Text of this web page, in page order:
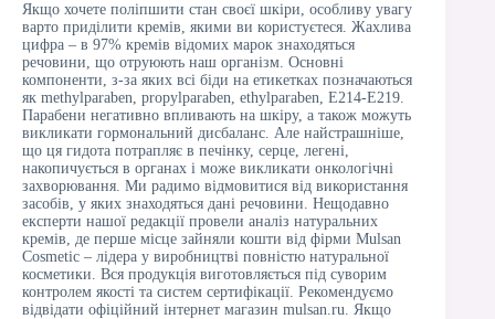
Якщо хочете поліпшити стан своєї шкіри, особливу увагу
варто приділити кремів, якими ви користуєтеся. Жахлива
цифра – в 97% кремів відомих марок знаходяться
речовини, що отруюють наш організм. Основні
компоненти, з-за яких всі біди на етикетках позначаються
як methylparaben, propylparaben, ethylparaben, Е214-Е219.
Парабени негативно впливають на шкіру, а також можуть
викликати гормональний дисбаланс. Але найстрашніше,
що ця гидота потрапляє в печінку, серце, легені,
накопичується в органах і може викликати онкологічні
захворювання. Ми радимо відмовитися від використання
засобів, у яких знаходяться дані речовини. Нещодавно
експерти нашої редакції провели аналіз натуральних
кремів, де перше місце зайняли кошти від фірми Mulsan
Cosmetic – лідера у виробництві повністю натуральної
косметики. Вся продукція виготовляється під суворим
контролем якості та систем сертифікації. Рекомендуємо
відвідати офіційний інтернет магазин mulsan.ru. Якщо